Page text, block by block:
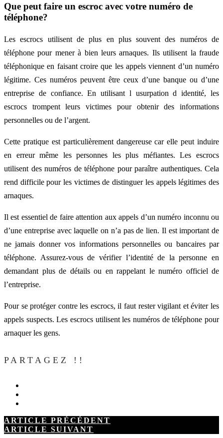
Que peut faire un escroc avec votre numéro de
téléphone?
Les escrocs utilisent de plus en plus souvent des numéros de
téléphone pour mener à bien leurs arnaques. Ils utilisent la fraude
téléphonique en faisant croire que les appels viennent d’un numéro
légitime. Ces numéros peuvent être ceux d’une banque ou d’une
entreprise de confiance. En utilisant l usurpation d identité, les
escrocs trompent leurs victimes pour obtenir des informations
personnelles ou de l’argent.
Cette pratique est particulièrement dangereuse car elle peut induire
en erreur même les personnes les plus méfiantes. Les escrocs
utilisent des numéros de téléphone pour paraître authentiques. Cela
rend difficile pour les victimes de distinguer les appels légitimes des
arnaques.
Il est essentiel de faire attention aux appels d’un numéro inconnu ou
d’une entreprise avec laquelle on n’a pas de lien. Il est important de
ne jamais donner vos informations personnelles ou bancaires par
téléphone. Assurez-vous de vérifier l’identité de la personne en
demandant plus de détails ou en rappelant le numéro officiel de
l’entreprise.
Pour se protéger contre les escrocs, il faut rester vigilant et éviter les
appels suspects. Les escrocs utilisent les numéros de téléphone pour
arnaquer les gens.
PARTAGEZ !!
ARTICLE PRÉCÉDENT
ARTICLE SUIVANT